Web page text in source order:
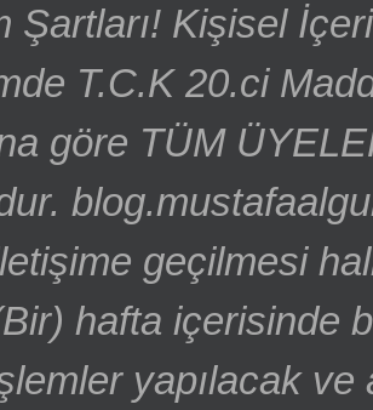
Şartları! Kişisel
T.C.K 20.ci
göre TÜM
geçilmesi
hafta içerisinde
yapılacak ve